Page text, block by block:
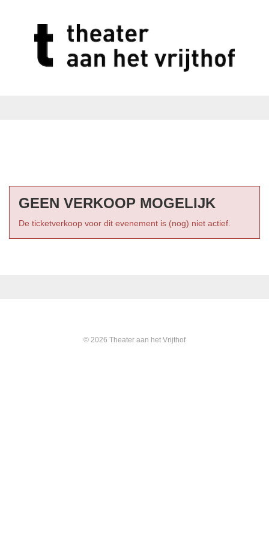
GEEN VERKOOP MOGELIJK
De ticketverkoop voor dit evenement is (nog) niet actief.
© 2026 Theater aan het Vrijthof